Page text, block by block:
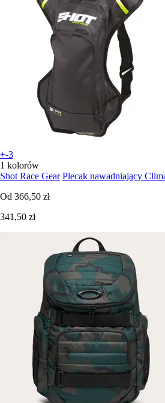
+-3
1 kolorów
Shot Race Gear Plecak nawadniający
Od 366,50 zł
341,50 zł